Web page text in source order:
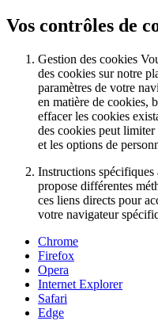
Vos contrôles de
Gestion des cookies
des cookies sur notre
paramètres de votre
en matière de cookies,
effacer les cookies
des cookies peut
et les options de
Instructions
propose différentes
ces liens directs pour
votre navigateur
Chrome
Firefox
Opera
Internet Explorer
Safari
Edge